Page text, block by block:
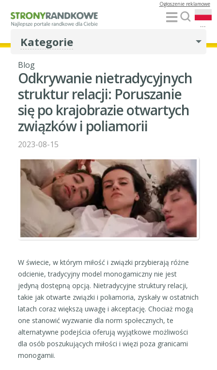
...
Ogłoszenie reklamowe
Kategorie
Blog
Odkrywanie nietradycyjnych
struktur relacji: Poruszanie
się po krajobrazie otwartych
związków i poliamorii
2023-08-15
W świecie, w którym miłość i związki przybierają różne
odcienie, tradycyjny model monogamiczny nie jest
jedyną dostępną opcją. Nietradycyjne struktury relacji,
takie jak otwarte związki i poliamoria, zyskały w ostatnich
latach coraz większą uwagę i akceptację. Chociaż mogą
one stanowić wyzwanie dla norm społecznych, te
alternatywne podejścia oferują wyjątkowe możliwości
dla osób poszukujących miłości i więzi poza granicami
monogamii.